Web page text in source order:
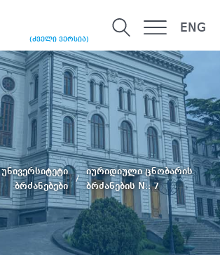
(ძველი ვერსია)
ENG
უნივერსიტეტი
იურიდიული ცნობარის
ბრძანებები ბრძანების N:: 7